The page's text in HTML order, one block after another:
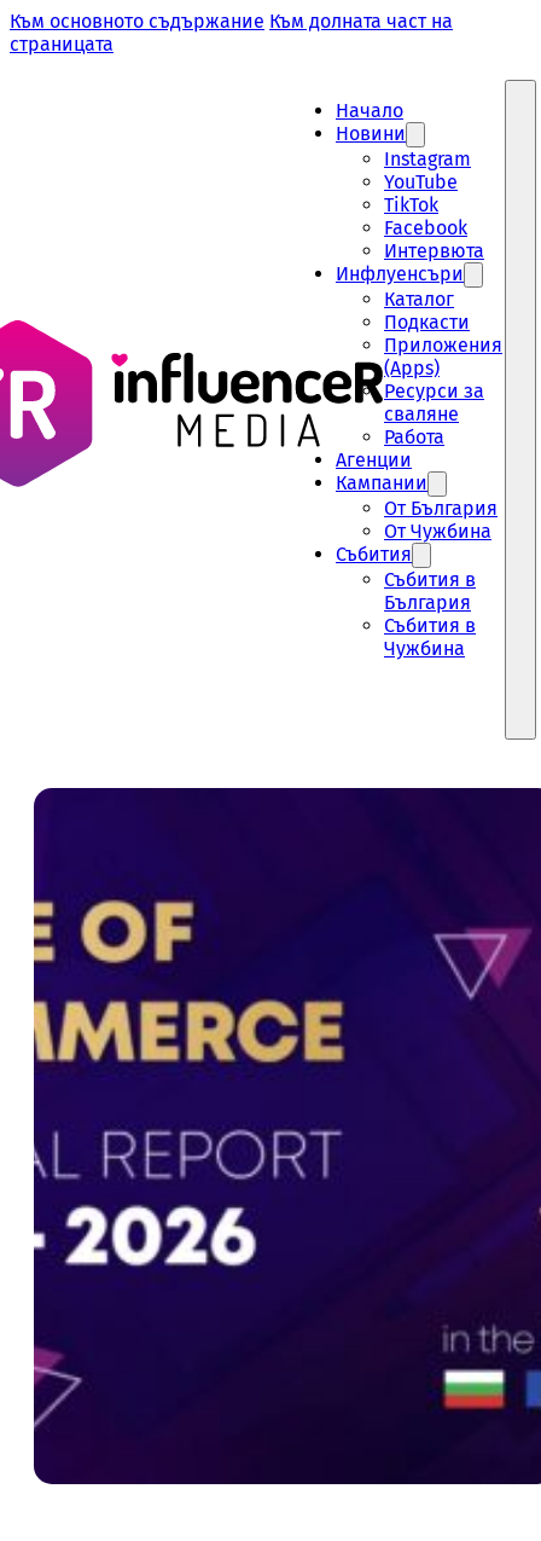
Към основното съдържание Към долната част на
страницата
Начало
Новини
Instagram
YouTube
TikTok
Facebook
Интервюта
Инфлуенсъри
Каталог
Подкасти
Приложения
(Apps)
Ресурси за
сваляне
Работа
Aгенции
Кампании
От България
От Чужбина
Събития
Събития в
България
Събития в
Чужбина